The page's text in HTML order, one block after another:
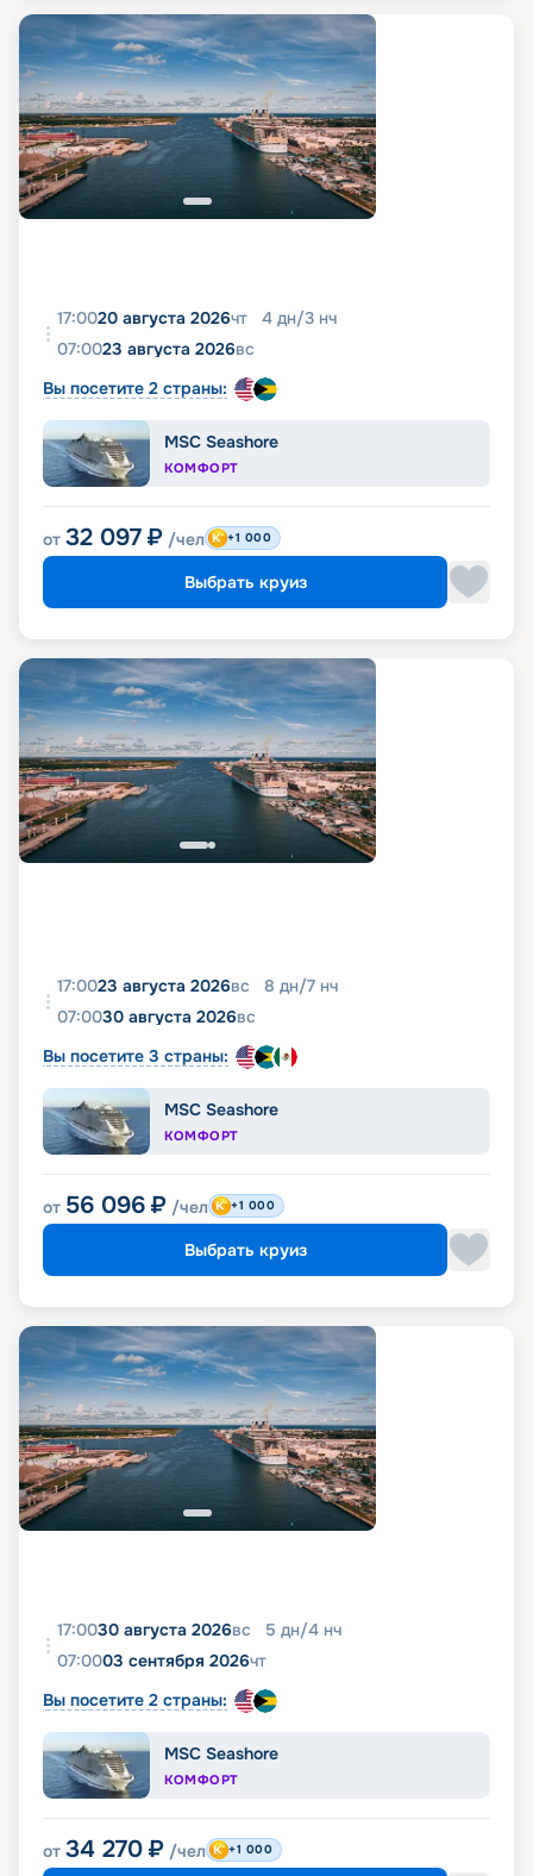
17:0020 августа 2026чт 4 дн/3 нч
07:0023 августа 2026вс
Вы посетите 2 страны:
MSC Seashore
КОМФОРТ
от 32 097 ₽ /чел +1 000
Выбрать круиз
17:0023 августа 2026вс 8 дн/7 нч
07:0030 августа 2026вс
Вы посетите 3 страны:
MSC Seashore
КОМФОРТ
от 56 096 ₽ /чел +1 000
Выбрать круиз
17:0030 августа 2026вс 5 дн/4 нч
07:0003 сентября 2026чт
Вы посетите 2 страны:
MSC Seashore
КОМФОРТ
от 34 270 ₽ /чел +1 000